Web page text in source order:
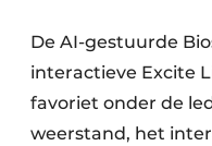
De AI-gestuurde
interactieve Excite
favoriet onder de
weerstand, het